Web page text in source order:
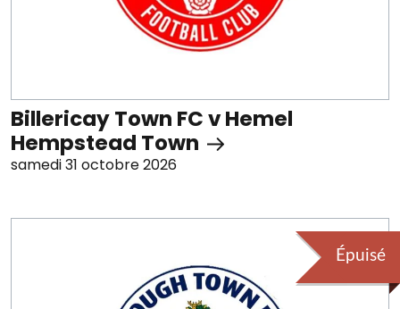
Billericay Town FC v Hemel
Hempstead Town
samedi 31 octobre 2026
Épuisé